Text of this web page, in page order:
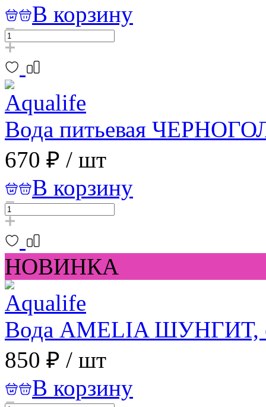
В корзину
Вода питьевая
670 ₽ / шт
В корзину
НОВИНКА
Вода АMELIA ШУНГИТ,
850 ₽ / шт
В корзину